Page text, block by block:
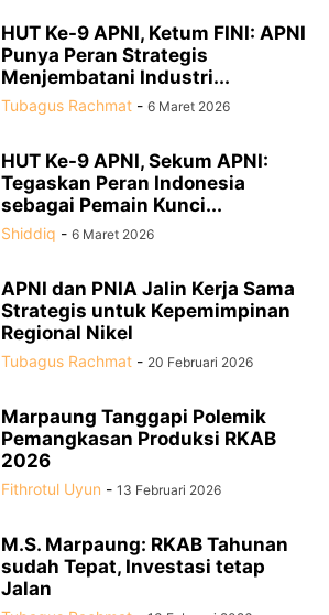
HUT Ke-9 APNI, Ketum FINI: APNI
Punya Peran Strategis
Menjembatani Industri...
Tubagus Rachmat - 6 Maret 2026
HUT Ke-9 APNI, Sekum APNI:
Tegaskan Peran Indonesia
sebagai Pemain Kunci...
Shiddiq - 6 Maret 2026
APNI dan PNIA Jalin Kerja Sama
Strategis untuk Kepemimpinan
Regional Nikel
Tubagus Rachmat - 20 Februari 2026
Marpaung Tanggapi Polemik
Pemangkasan Produksi RKAB
2026
Fithrotul Uyun - 13 Februari 2026
M.S. Marpaung: RKAB Tahunan
sudah Tepat, Investasi tetap
Jalan